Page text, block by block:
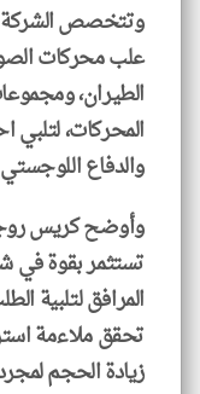
وتتخصص
علب محركات
الطيران،
المحركات،
والدفاع اللوجستي
وأوضح كريس
تستثمر بقوة في
المرافق لتلبية
تحقق ملاءمة
زيادة الحجم